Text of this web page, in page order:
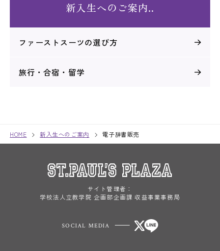
新入生へのご案内..
ファーストスーツの選び方
旅行・合宿・留学
HOME 新入生へのご案内 電子辞書販売
サイト管理者：
学校法人立教学院 企画部企画課 収益事業事務局
SOCIAL MEDIA